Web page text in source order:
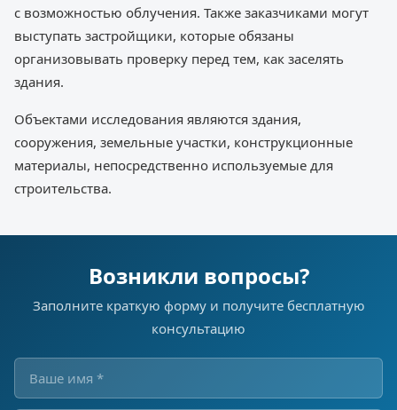
с возможностью облучения. Также заказчиками могут
выступать застройщики, которые обязаны
организовывать проверку перед тем, как заселять
здания.
Объектами исследования являются здания,
сооружения, земельные участки, конструкционные
материалы, непосредственно используемые для
строительства.
Возникли вопросы?
Заполните краткую форму и получите бесплатную
консультацию